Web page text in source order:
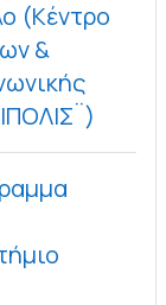
(Κέντρο
&